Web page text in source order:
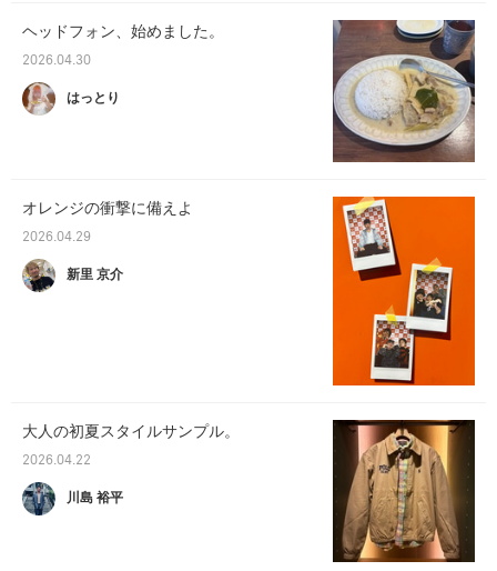
ヘッドフォン、始めました。
2026.04.30
はっとり
オレンジの衝撃に備えよ
2026.04.29
新里 京介
大人の初夏スタイルサンプル。
2026.04.22
川島 裕平